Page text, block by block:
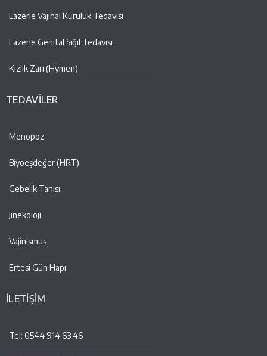
Lazerle Vajinal Kuruluk Tedavisi
Lazerle Genital Siğil Tedavisi
Kızlık Zarı (Hymen)
TEDAVİLER
Menopoz
Biyoeşdeğer (HRT)
Gebelik Tanısı
Jinekoloji
Vajinismus
Ertesi Gün Hapı
İLETİŞİM
Tel: 0544 914 63 46